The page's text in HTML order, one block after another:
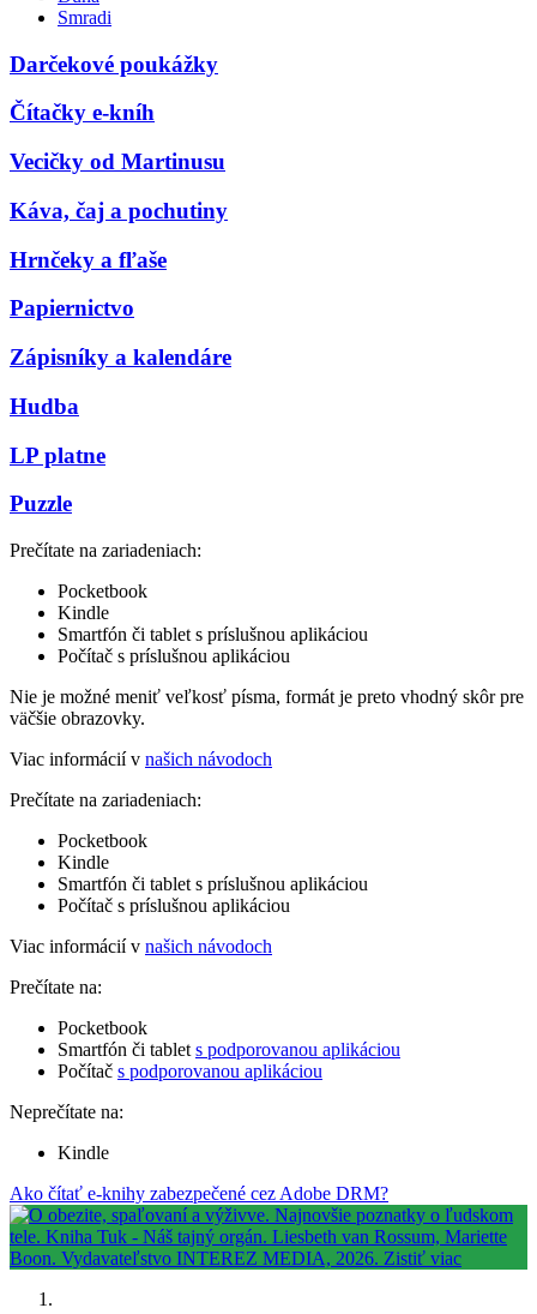
Smradi
Darčekové poukážky
Čítačky e-kníh
Vecičky od Martinusu
Káva, čaj a pochutiny
Hrnčeky a fľaše
Papiernictvo
Zápisníky a kalendáre
Hudba
LP platne
Puzzle
Prečítate na zariadeniach:
Pocketbook
Kindle
Smartfón či tablet s príslušnou aplikáciou
Počítač s príslušnou aplikáciou
Nie je možné meniť veľkosť písma, formát je preto vhodný skôr pre
väčšie obrazovky.
Viac informácií v našich návodoch
Prečítate na zariadeniach:
Pocketbook
Kindle
Smartfón či tablet s príslušnou aplikáciou
Počítač s príslušnou aplikáciou
Viac informácií v našich návodoch
Prečítate na:
Pocketbook
Smartfón či tablet s podporovanou aplikáciou
Počítač s podporovanou aplikáciou
Neprečítate na:
Kindle
Ako čítať e-knihy zabezpečené cez Adobe DRM?